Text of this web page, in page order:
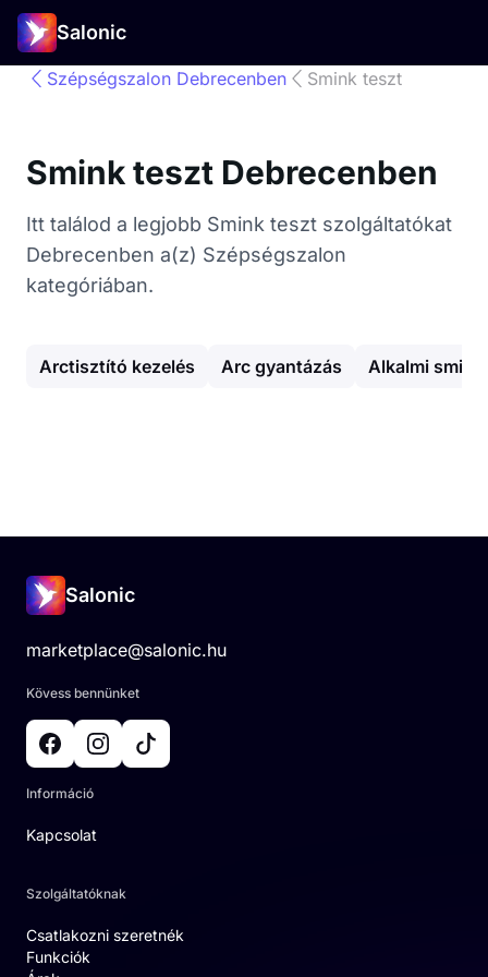
Salonic
Szépségszalon Debrecenben Smink teszt
Smink teszt Debrecenben
Itt találod a legjobb Smink teszt szolgáltatókat
Debrecenben a(z) Szépségszalon
kategóriában.
Arctisztító kezelés Arc gyantázás Alkalmi smink
Salonic
marketplace@salonic.hu
Kövess bennünket
Információ
Kapcsolat
Szolgáltatóknak
Csatlakozni szeretnék
Funkciók